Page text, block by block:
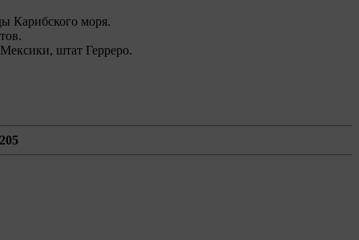
Карибского моря.
штат Герреро.